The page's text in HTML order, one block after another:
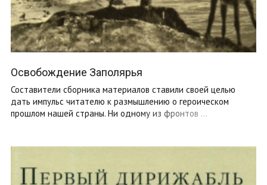
Освобождение Заполярья
Составители сборника материалов ставили своей целью
дать импульс читателю к размышлению о героическом
прошлом нашей страны. Ни одному из фронтов ...